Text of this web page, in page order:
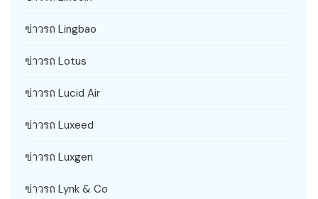
ข่าวรถ Lingbao
ข่าวรถ Lotus
ข่าวรถ Lucid Air
ข่าวรถ Luxeed
ข่าวรถ Luxgen
ข่าวรถ Lynk & Co